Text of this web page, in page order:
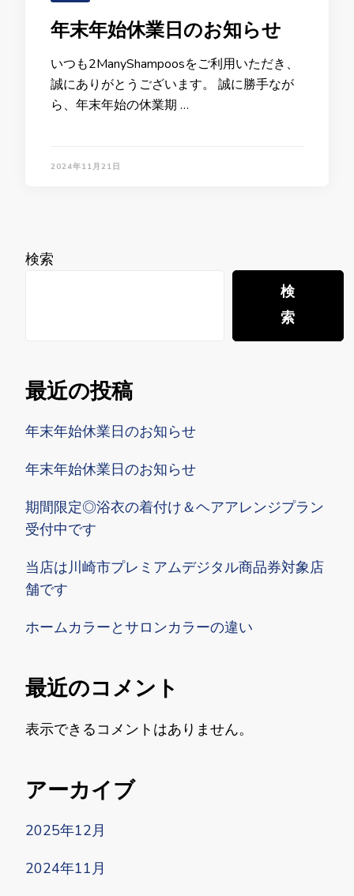
年末年始休業日のお知らせ
いつも2ManyShampoosをご利用いただき、
誠にありがとうございます。 誠に勝手なが
ら、年末年始の休業期 …
2024年11月21日
検索
検
索
最近の投稿
年末年始休業日のお知らせ
年末年始休業日のお知らせ
期間限定◎浴衣の着付け＆ヘアアレンジプラン
受付中です
当店は川崎市プレミアムデジタル商品券対象店
舗です
ホームカラーとサロンカラーの違い
最近のコメント
表示できるコメントはありません。
アーカイブ
2025年12月
2024年11月